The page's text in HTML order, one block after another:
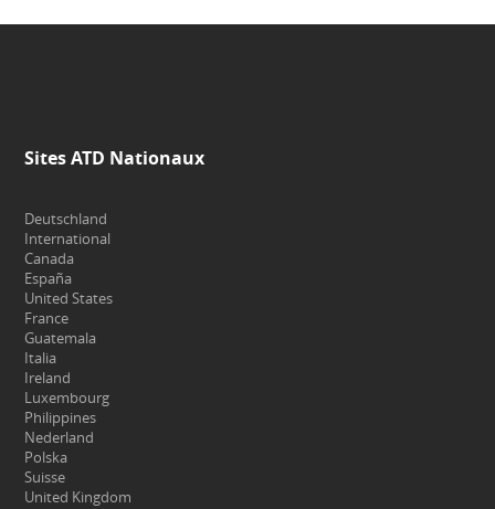
Sites ATD Nationaux
Deutschland
International
Canada
España
United States
France
Guatemala
Italia
Ireland
Luxembourg
Philippines
Nederland
Polska
Suisse
United Kingdom